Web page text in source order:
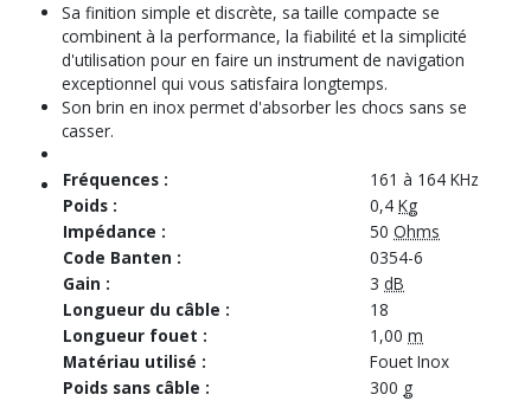
Sa finition simple et discrète, sa taille compacte se
combinent à la performance, la fiabilité et la simplicité
d'utilisation pour en faire un instrument de navigation
exceptionnel qui vous satisfaira longtemps.
Son brin en inox permet d'absorber les chocs sans se
casser.
Fréquences :
161 à 164 KHz
Poids :
0,4 Kg
Impédance :
50 Ohms
Code Banten :
0354-6
Gain :
3 dB
Longueur du câble :
18
Longueur fouet :
1,00 m
Matériau utilisé :
Fouet Inox
Poids sans câble :
300 g